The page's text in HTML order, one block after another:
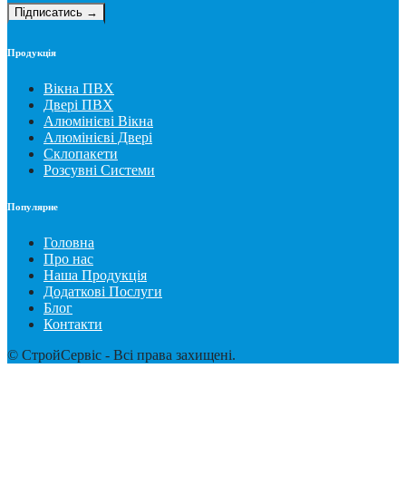
Продукція
Вікна ПВХ
Двері ПВХ
Алюмінієві Вікна
Алюмінієві Двері
Склопакети
Розсувні Системи
Популярне
Головна
Про нас
Наша Продукція
Додаткові Послуги
Блог
Контакти
© СтройСервіс - Всі права захищені.